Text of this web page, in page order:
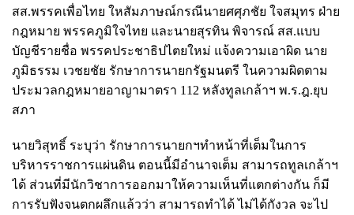
สส.พรรคเพื่อไทย ใหสัมภาษณ์กรณีนายศศุภชัย ใจสมุทร ฝ่าย
กฎหมาย พรรคภูมิใจไทย และนายสุรทิน พิจารณ์ สส.แบบ
บัญชีรายชื่อ พรรคประชาธิปไตยใหม่ แจ้งความเอาผิด นาย
ภูมิธรรม เวชยชัย รักษาการนายกรัฐมนตรี ในความผิดตาม
ประมวลกฎหมายอาญามาตรา 112 หลังทูลเกล้าฯ พ.ร.ฎ.ยุบ
สภา
นายวิสุทธิ์ ระบุว่า รักษาการนายกฯทำหน้าที่เต็มในการ
บริหารราชการแผ่นดิน ตอนนี้มีอำนาจเต็ม สามารถทูลเกล้าฯ
ได้ ส่วนที่มีนักวิชาการออกมาให้ความเห็นที่แตกต่างกัน ก็มี
การรับฟังจนตกผลึกแล้วว่า สามารถทำได้ ไม่ได้กังวล จะไป